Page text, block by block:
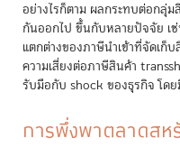
อย่างไรก็ตาม ผลกระทบต่อกลุ่ม
กันออกไป ขึ้นกับหลายปัจจัย เ
แตกต่างของภาษีนำเข้าที่จัดเก็
ความเสี่ยงต่อภาษีสินค้า
รับมือกับ shock ของธุรกิจ โดย
การพึ่งพาตลาดสห